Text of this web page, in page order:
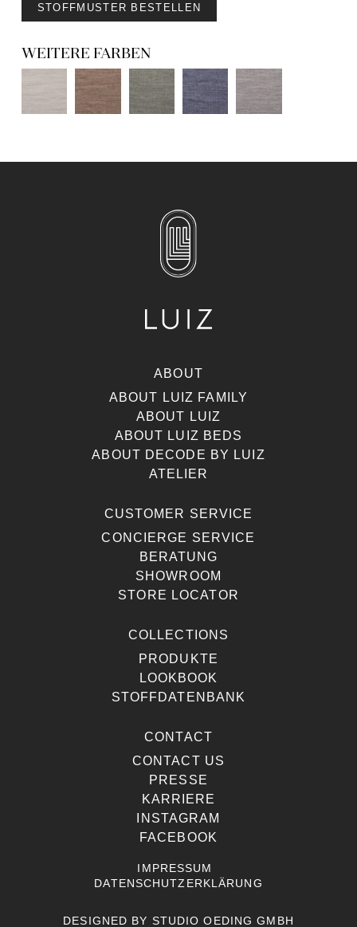
STOFFMUSTER BESTELLEN
WEITERE FARBEN
ABOUT
ABOUT LUIZ FAMILY
ABOUT LUIZ
ABOUT LUIZ BEDS
ABOUT DECODE BY LUIZ
ATELIER
CUSTOMER SERVICE
CONCIERGE SERVICE
BERATUNG
SHOWROOM
STORE LOCATOR
COLLECTIONS
PRODUKTE
LOOKBOOK
STOFFDATENBANK
CONTACT
CONTACT US
PRESSE
KARRIERE
INSTAGRAM
FACEBOOK
IMPRESSUM
DATENSCHUTZERKLÄRUNG
DESIGNED BY STUDIO OEDING GMBH